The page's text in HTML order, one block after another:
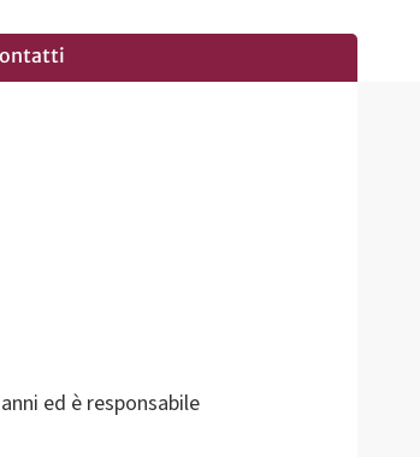
ed è responsabile